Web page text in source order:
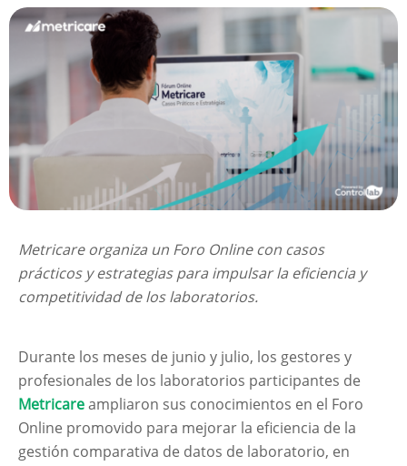
Metricare organiza un Foro Online con casos
prácticos y estrategias para impulsar la eficiencia y
competitividad de los laboratorios.
Durante los meses de junio y julio, los gestores y
profesionales de los laboratorios participantes de
Metricareampliaron sus conocimientos en el Foro
Online promovido para mejorar la eficiencia de la
gestión comparativa de datos de laboratorio, en